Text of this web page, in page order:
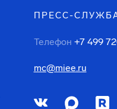
ПРЕСС-
Телефон +7 499
mc@miee.ru